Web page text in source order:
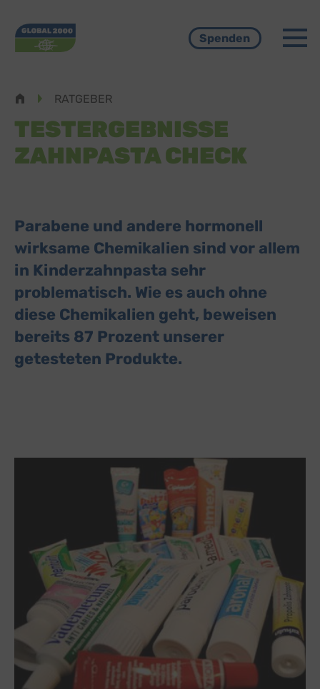
Spenden
RATGEBER
TESTERGEBNISSE
ZAHNPASTA CHECK
Parabene und andere hormonell
wirksame Chemikalien sind vor allem
in Kinderzahnpasta sehr
problematisch. Wie es auch ohne
diese Chemikalien geht, beweisen
bereits 87 Prozent unserer
getesteten Produkte.